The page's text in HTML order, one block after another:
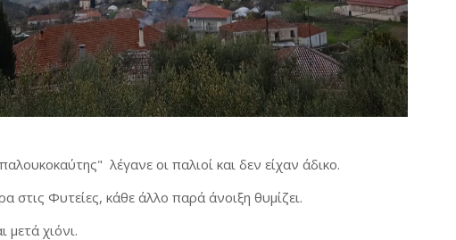
λέγανε οι παλιοί και δεν είχαν άδικο.
στις Φυτείες, κάθε άλλο παρά άνοιξη θυμίζει.
μετά χιόνι.